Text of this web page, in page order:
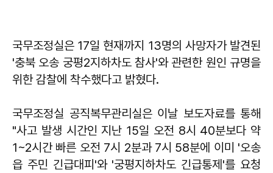
국무조정실은 17일 현재까지 13명의 사망자가 발견된
'충북 오송 궁평2지하차도 참사'와 관련한 원인 규명을
위한 감찰에 착수했다고 밝혔다.
국무조정실 공직복무관리실은 이날 보도자료를 통해
"사고 발생 시간인 지난 15일 오전 8시 40분보다 약
1~2시간 빠른 오전 7시 2분과 7시 58분에 이미 '오송
읍 주민 긴급대피'와 '궁평지하차도 긴급통제'를 요청